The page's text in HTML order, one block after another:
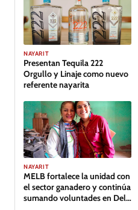
GALERÍA
NAYARIT
Presentan Tequila 222
Orgullo y Linaje como nuevo
referente nayarita
NAYARIT
MELB fortalece la unidad con
el sector ganadero y continúa
sumando voluntades en Del